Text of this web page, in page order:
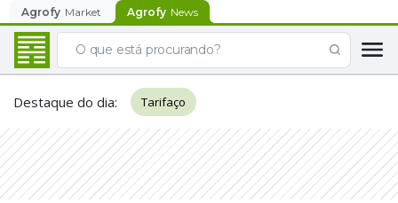
Agrofy Market Agrofy News
Destaque do dia: Tarifaço